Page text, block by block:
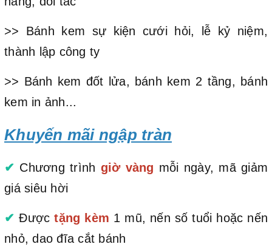
>> Bánh kem sự kiện cưới hỏi, lễ kỷ niệm,
thành lập công ty
>> Bánh kem đốt lửa, bánh kem 2 tầng, bánh
kem in ảnh...
Khuyến mãi ngập tràn
✔ Chương trình giờ vàng mỗi ngày, mã giảm
giá siêu hời
✔ Được tặng kèm 1 mũ, nến số tuổi hoặc nến
nhỏ, dao đĩa cắt bánh